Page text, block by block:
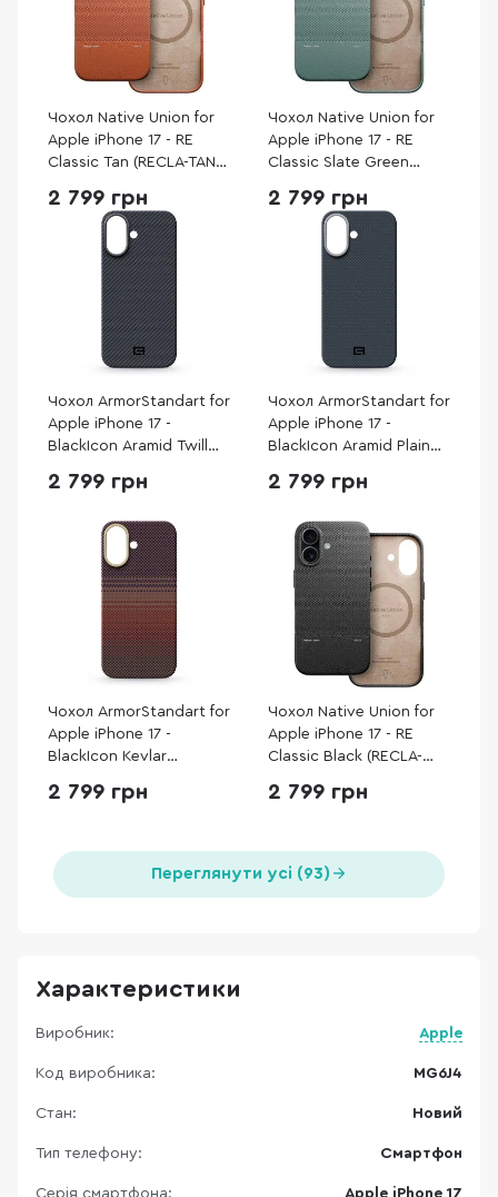
Чохол Native Union for
Apple iPhone 17 - RE
Classic Tan (RECLA-TAN-
2 799 грн
Чохол Native Union for
Apple iPhone 17 - RE
Classic Slate Green
2 799 грн
Чохол ArmorStandart for
Apple iPhone 17 -
BlackIcon Aramid Twill
(ARM90148)
2 799 грн
Чохол ArmorStandart for
Apple iPhone 17 -
BlackIcon Aramid Plain
(ARM90159)
2 799 грн
Чохол ArmorStandart for
Apple iPhone 17 -
BlackIcon Kevlar
(ARM90153)
2 799 грн
Чохол Native Union for
Apple iPhone 17 - RE
Classic Black (RECLA-
2 799 грн
Переглянути усі (93)
Характеристики
Виробник: Apple
Код виробника: MG6J4
Стан: Новий
Тип телефону: Смартфон
Серія смартфона: Apple iPhone 17